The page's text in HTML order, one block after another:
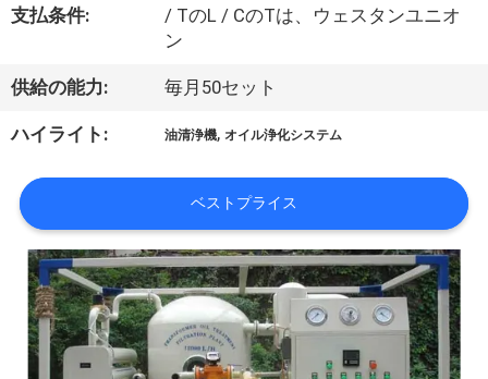
て
工
場
旅
行
品
質
支払条件:
/ TのL / CのTは、ウェスタンユニオ
ン
供給の能力: 毎月50セット
ハイライト: 油清浄機,オイル浄化システム
ベストプライス